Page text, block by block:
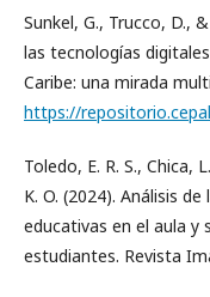
Sunkel, G., Trucco, D.,
las tecnologías
Caribe: una mirada
https://
Toledo, E. R. S., Chica,
K. O. (2024). Análisis
educativas en el aula y
estudiantes. Revista